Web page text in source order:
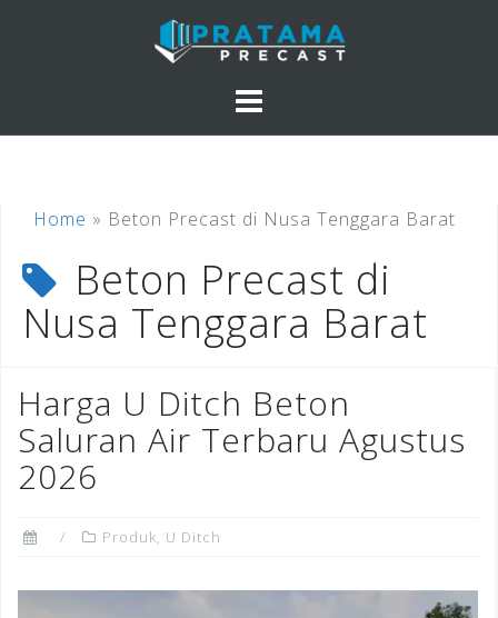
Home » Beton Precast di Nusa Tenggara Barat
Beton Precast di
Nusa Tenggara Barat
Harga U Ditch Beton
Saluran Air Terbaru Agustus
2026
Produk, U Ditch